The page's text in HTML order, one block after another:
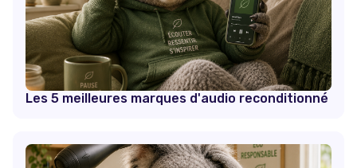
Les 5 meilleures marques d'audio reconditionné